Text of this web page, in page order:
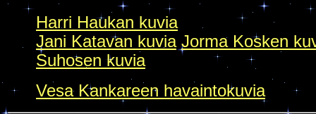
Harri Haukan kuvia
Jani Katavan kuvia Jorma Kosken
Suhosen kuvia
Vesa Kankareen havaintokuvia